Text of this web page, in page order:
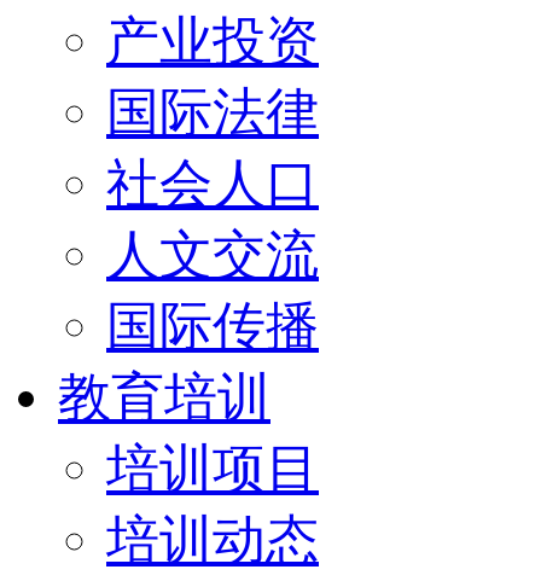
产业投资
国际法律
社会人口
人文交流
国际传播
教育培训
培训项目
培训动态